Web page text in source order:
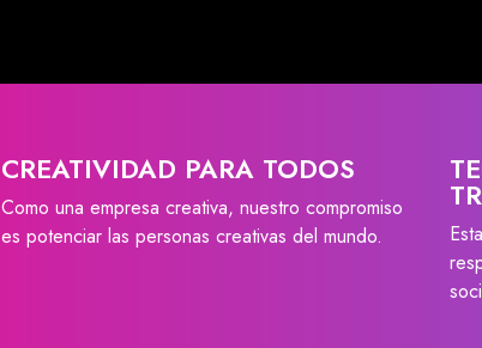
CREATIVIDAD PARA TODOS
Como una empresa creativa, nuestro compromiso
es potenciar las personas creativas del mundo.